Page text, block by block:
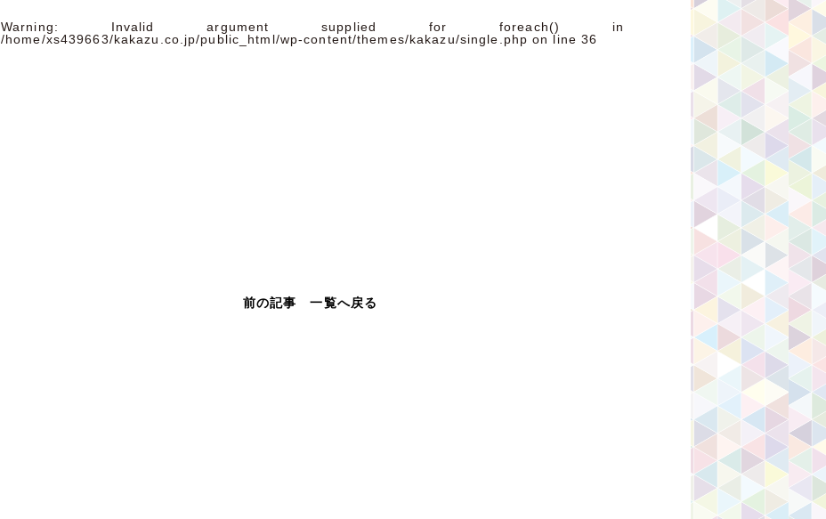
Warning: Invalid argument supplied for foreach() in
/home/xs439663/kakazu.co.jp/public_html/wp-content/themes/kakazu/single.php on line36
前の記事 一覧へ戻る